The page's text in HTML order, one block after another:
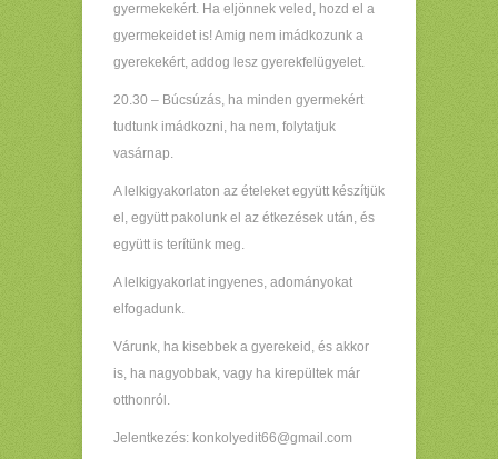
gyermekekért. Ha eljönnek veled, hozd el a
gyermekeidet is! Amig nem imádkozunk a
gyerekekért, addog lesz gyerekfelügyelet.
20.30 – Búcsúzás, ha minden gyermekért
tudtunk imádkozni, ha nem, folytatjuk
vasárnap.
A lelkigyakorlaton az ételeket együtt készítjük
el, együtt pakolunk el az étkezések után, és
együtt is terítünk meg.
A lelkigyakorlat ingyenes, adományokat
elfogadunk.
Várunk, ha kisebbek a gyerekeid, és akkor
is, ha nagyobbak, vagy ha kirepültek már
otthonról.
Jelentkezés: konkolyedit66@gmail.com